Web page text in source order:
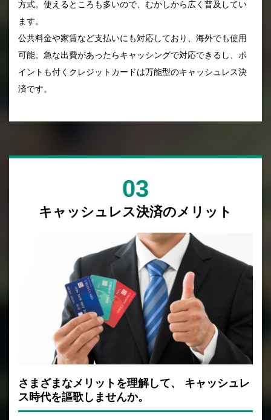
方式。使えるところも多いので、むかしから広く普及してい
ます。
公共料金や家賃など支払いにも対応しており、海外でも使用
可能。急な出費があったらキャッシングで対応できるし、ポ
イントも付くクレジットカードは万能型のキャッシュレス決
済です。
03
キャッシュレス決済のメリット
さまざまなメリットを理解して、
キャッシュレ
ス時代を謳歌しませんか。